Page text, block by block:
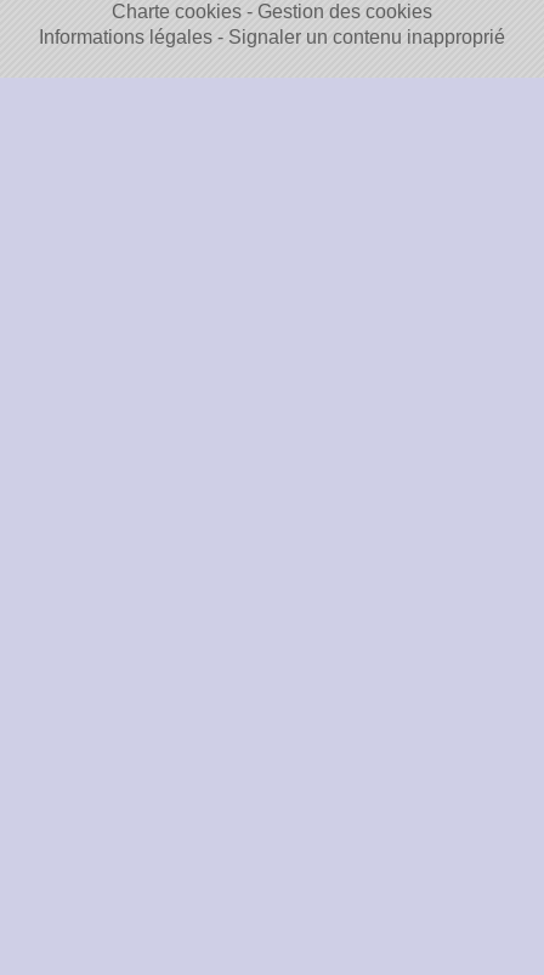
Charte cookies
Gestion des cookies
Informations légales
Signaler un contenu inapproprié